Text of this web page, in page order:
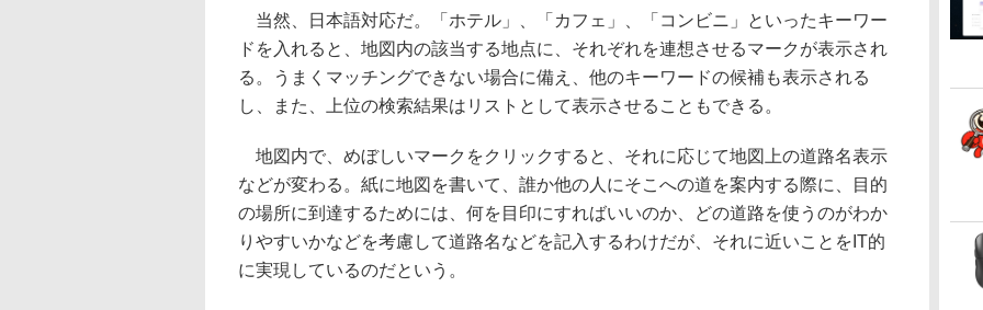
当然、日本語対応だ。「ホテル」、「カフェ」、「コンビニ」といったキーワー
ドを入れると、地図内の該当する地点に、それぞれを連想させるマークが表示され
る。うまくマッチングできない場合に備え、他のキーワードの候補も表示される
し、また、上位の検索結果はリストとして表示させることもできる。
地図内で、めぼしいマークをクリックすると、それに応じて地図上の道路名表示
などが変わる。紙に地図を書いて、誰か他の人にそこへの道を案内する際に、目的
の場所に到達するためには、何を目印にすればいいのか、どの道路を使うのがわか
りやすいかなどを考慮して道路名などを記入するわけだが、それに近いことをIT的
に実現しているのだという。